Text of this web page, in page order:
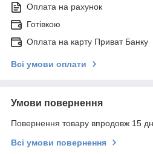
Оплата на рахунок
Готівкою
Оплата на карту Приват Банку
Всі умови оплати
Умови повернення
Повернення товару впродовж 15
Всі умови повернення